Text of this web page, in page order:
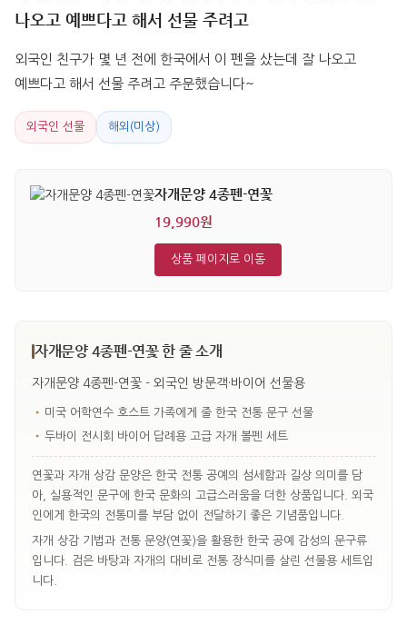
나오고 예쁘다고 해서 선물 주려고
외국인 친구가 몇 년 전에 한국에서 이 펜을 샀는데 잘 나오고
예쁘다고 해서 선물 주려고 주문했습니다~
외국인 선물 해외(미상)
자개문양 4종펜-연꽃
19,990원
상품 페이지로 이동
자개문양 4종펜-연꽃 한 줄 소개
자개문양 4종펜-연꽃 - 외국인 방문객·바이어 선물용
• 미국 어학연수 호스트 가족에게 줄 한국 전통 문구 선물
• 두바이 전시회 바이어 답례용 고급 자개 볼펜 세트
연꽃과 자개 상감 문양은 한국 전통 공예의 섬세함과 길상 의미를 담
아, 실용적인 문구에 한국 문화의 고급스러움을 더한 상품입니다. 외국
인에게 한국의 전통미를 부담 없이 전달하기 좋은 기념품입니다.
자개 상감 기법과 전통 문양(연꽃)을 활용한 한국 공예 감성의 문구류
입니다. 검은 바탕과 자개의 대비로 전통 장식미를 살린 선물용 세트입
니다.